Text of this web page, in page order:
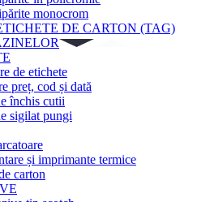
monocrom
DE CARTON (TAG)
de etichete
preț, cod și dată
închis cutii
sigilat pungi
și imprimante termice
carton